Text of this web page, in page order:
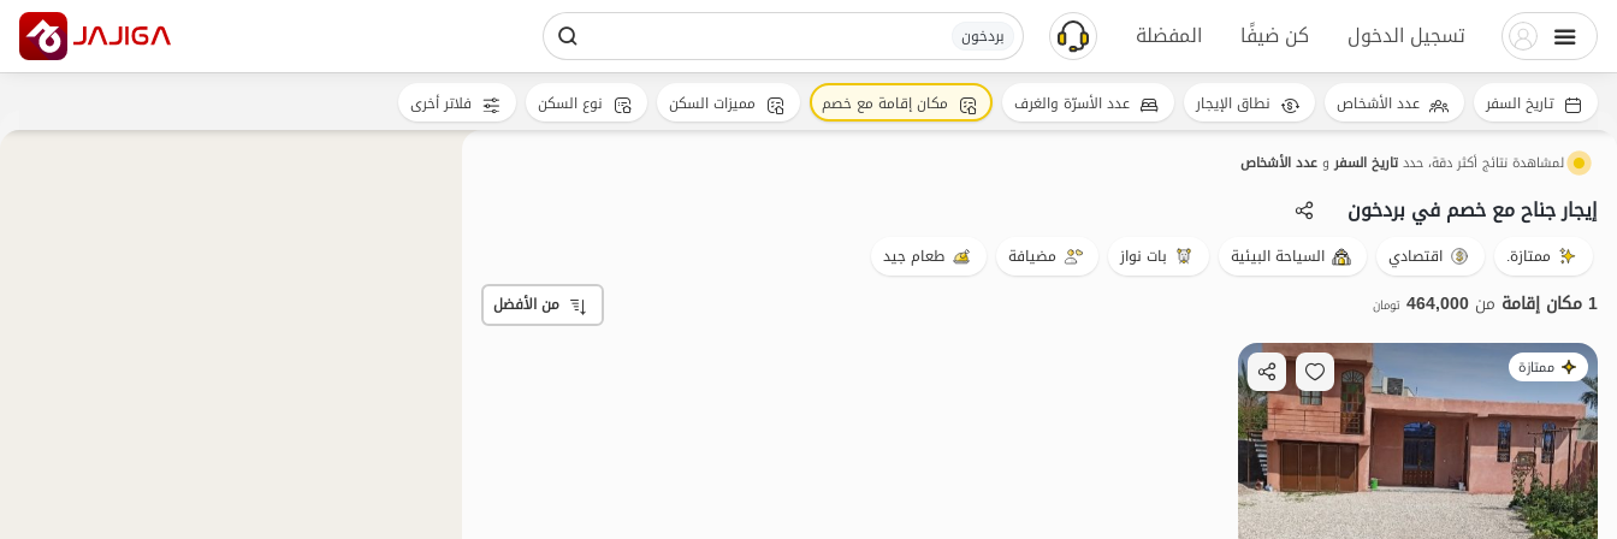
تسجيل الدخول كن ضيفًا المفضلة بردخون
لمشاهدة نتائج أكثر دقة، حددتاريخ السفروعدد الأشخاص
إيجار جناح مع خصم في بردخون
ممتازة. اقتصادي السياحة البيئية بات نواز مضيافة طعام جيد
1 مكان إقامة من 464,000 تومان من الأفضل
ممتازة
تاريخ السفر عدد الأشخاص نطاق الإيجار عدد الأسرّة والغرف مكان إقامة مع خصم مميزات السكن نوع السكن فلاتر أخرى